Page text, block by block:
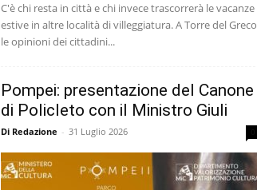
C'è chi resta in città e chi invece trascorrerà le vacanze
estive in altre località di villeggiatura. A Torre del Greco
le opinioni dei cittadini...
Pompei: presentazione del Canone
di Policleto con il Ministro Giuli
Di Redazione - 31 Luglio 2026